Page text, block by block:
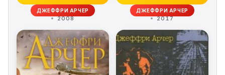
ДЖЕФФРИ АРЧЕР
2008
ДЖЕФФРИ АРЧЕР
2017